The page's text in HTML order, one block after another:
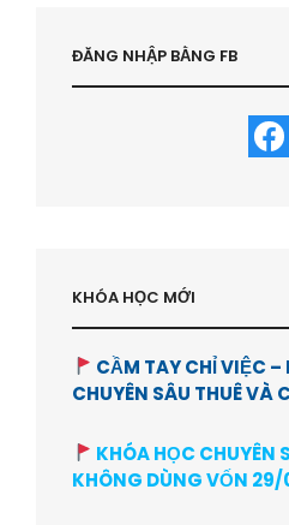
–
HVBDS.COM
ĐĂNG NHẬP BẰNG FB
KHÓA HỌC MỚI
CẦM TAY CHỈ VIỆC –
CHUYÊN SÂU THUÊ VÀ
KHÓA HỌC CHUYÊN
KHÔNG DÙNG VỐN